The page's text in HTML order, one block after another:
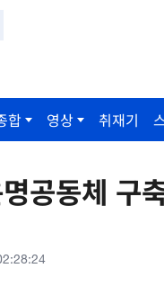
합 영상 취재기
공동체 구